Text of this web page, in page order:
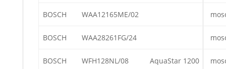
BOSCH WAA12165ME/02
BOSCH WAA28261FG/24
BOSCH WFH128NL/08 AquaStar 1200